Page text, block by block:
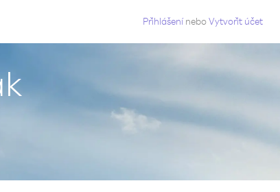
Přihlášení neboVytvořit účet